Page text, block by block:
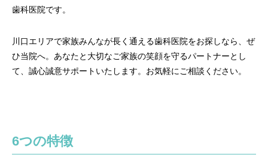
歯科医院です。
川口エリアで家族みんなが長く通える歯科医院をお探しなら、ぜ
ひ当院へ。あなたと大切なご家族の笑顔を守るパートナーとし
て、誠心誠意サポートいたします。お気軽にご相談ください。
6つの特徴